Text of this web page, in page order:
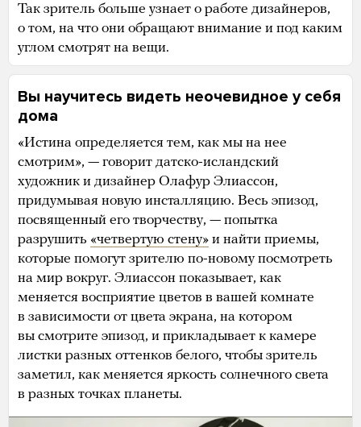
Так зритель больше узнает о работе дизайнеров,
о том, на что они обращают внимание и под каким
углом смотрят на вещи.
Вы научитесь видеть неочевидное у себя
дома
«Истина определяется тем, как мы на нее
смотрим», — говорит датско-исландский
художник и дизайнер Олафур Элиассон,
придумывая новую инсталляцию. Весь эпизод,
посвященный его творчеству, — попытка
разрушить «четвертую стену» и найти приемы,
которые помогут зрителю по-новому посмотреть
на мир вокруг. Элиассон показывает, как
меняется восприятие цветов в вашей комнате
в зависимости от цвета экрана, на котором
вы смотрите эпизод, и прикладывает к камере
листки разных оттенков белого, чтобы зритель
заметил, как меняется яркость солнечного света
в разных точках планеты.